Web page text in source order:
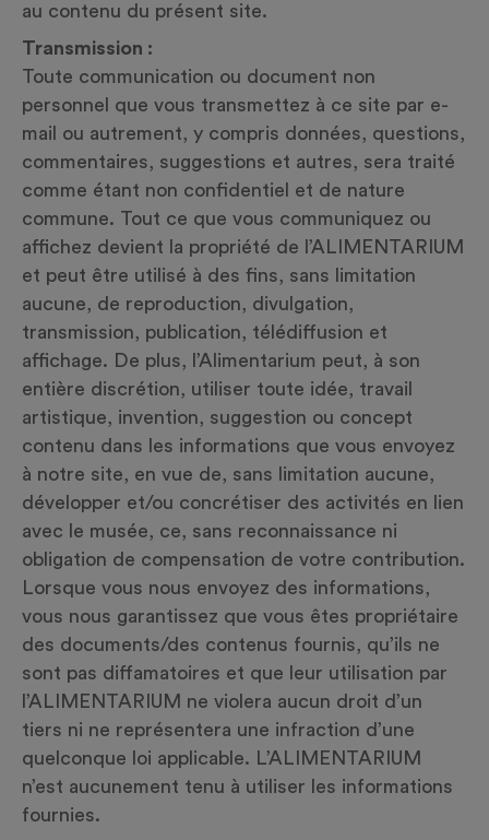
au contenu du présent site.
Transmission :
Toute communication ou document non
personnel que vous transmettez à ce site par e-
mail ou autrement, y compris données, questions,
commentaires, suggestions et autres, sera traité
comme étant non confidentiel et de nature
commune. Tout ce que vous communiquez ou
affichez devient la propriété de l’ALIMENTARIUM
et peut être utilisé à des fins, sans limitation
aucune, de reproduction, divulgation,
transmission, publication, télédiffusion et
affichage. De plus, l’Alimentarium peut, à son
entière discrétion, utiliser toute idée, travail
artistique, invention, suggestion ou concept
contenu dans les informations que vous envoyez
à notre site, en vue de, sans limitation aucune,
développer et/ou concrétiser des activités en lien
avec le musée, ce, sans reconnaissance ni
obligation de compensation de votre contribution.
Lorsque vous nous envoyez des informations,
vous nous garantissez que vous êtes propriétaire
des documents/des contenus fournis, qu’ils ne
sont pas diffamatoires et que leur utilisation par
l’ALIMENTARIUM ne violera aucun droit d’un
tiers ni ne représentera une infraction d’une
quelconque loi applicable. L’ALIMENTARIUM
n’est aucunement tenu à utiliser les informations
fournies.